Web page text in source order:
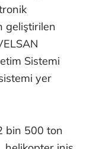
geliştirilen
Sistemi
yer
bin 500 ton